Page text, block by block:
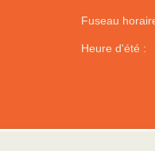
Fuseau
Heure d'été :